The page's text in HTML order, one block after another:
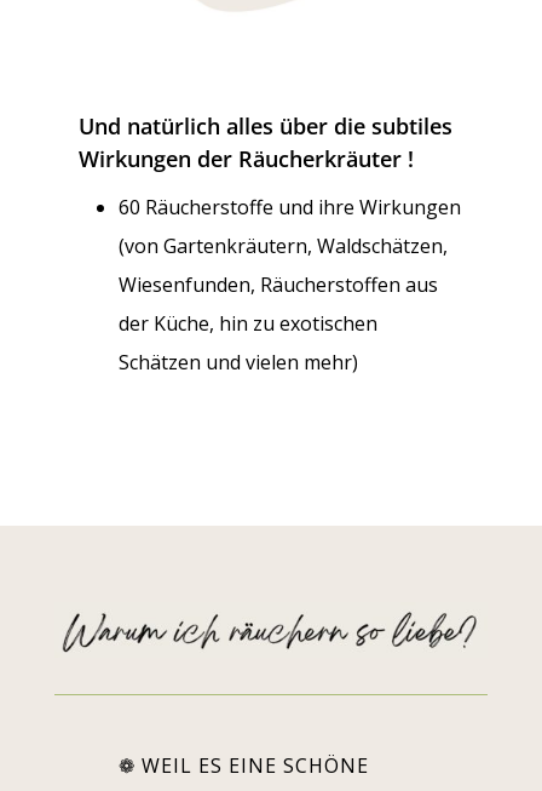
Und natürlich alles über die subtiles
Wirkungen der Räucherkräuter !
60 Räucherstoffe und ihre Wirkungen
(von Gartenkräutern, Waldschätzen,
Wiesenfunden, Räucherstoffen aus
der Küche, hin zu exotischen
Schätzen und vielen mehr)
❁ WEIL ES EINE SCHÖNE